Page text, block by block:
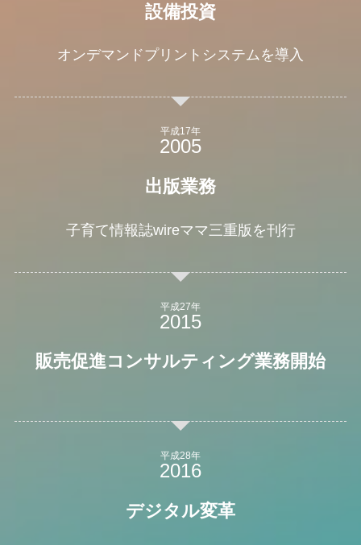
設備投資
オンデマンドプリントシステムを導入
平成17年
出版業務
子育て情報誌wireママ三重版を刊行
平成27年
販売促進コンサルティング業務開始
平成28年
デジタル変革